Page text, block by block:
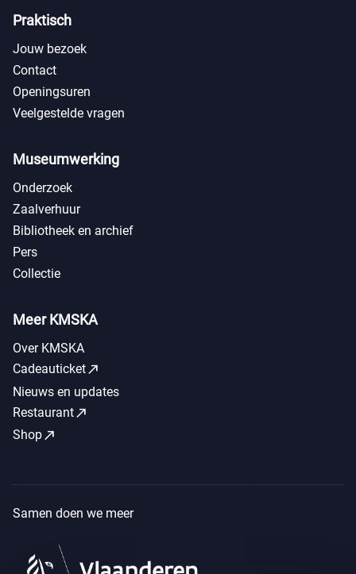
Praktisch
Jouw bezoek
Contact
Openingsuren
Veelgestelde vragen
Museumwerking
Onderzoek
Zaalverhuur
Bibliotheek en archief
Pers
Collectie
Meer KMSKA
Over KMSKA
Cadeauticketcall_made
Nieuws en updates
Restaurantcall_made
Shopcall_made
Samen doen we meer